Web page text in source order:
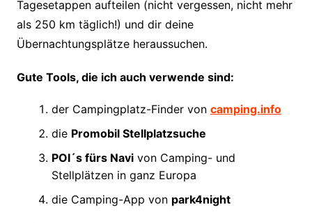
Tagesetappen aufteilen (nicht vergessen, nicht mehr
als 250 km täglich!) und dir deine
Übernachtungsplätze heraussuchen.
Gute Tools, die ich auch verwende sind:
der Campingplatz-Finder von camping.info
die Promobil Stellplatzsuche
POI´s fürs Navivon Camping- und
Stellplätzen in ganz Europa
die Camping-App von park4night